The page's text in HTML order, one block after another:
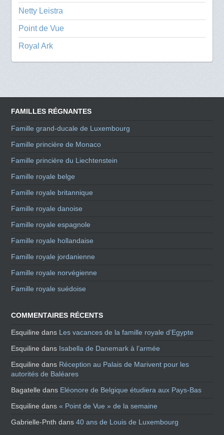
Netty Leistra
Point de Vue
Royal Ark
FAMILLES RÉGNANTES
Famille grand-ducale de Luxembourg
Famille princière de Monaco
Famille princière du Liechtenstein
Famille royale belge
Famille royale britannique
Famille royale danoise
Famille royale espagnole
Famille royale hollandaise
Famille royale jordanienne
Famille royale norvégienne
Famille royale suédoise
COMMENTAIRES RÉCENTS
Esquiline dans Les vacances de la famille royale d’Egypte
Esquiline dans Isabella de Danemark à l’armée
Esquiline dans Réception au Palais de Marivent pour les
autorités de Baléares
Bagatelle dans Eléonore de Belgique étudiera aux Pays-Bas
Esquiline dans« Point de Vue » de la semaine
Gabrielle-Pnth dans40 ans de Louis de Luxembourg